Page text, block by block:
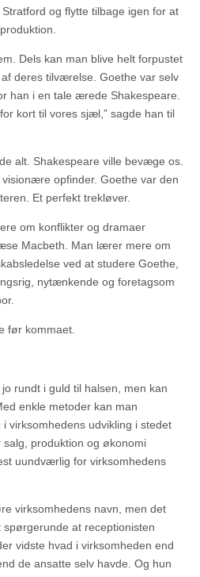
og flytte tilbage igen for at
Dels kan man blive helt forpustet
deres tilværelse. Goethe var selv
han i en tale ærede Shakespeare.
kort til vores sjæl,” sagde han til
alt. Shakespeare ville bevæge os.
opfinder. Goethe var den
Et perfekt trekløver.
om konflikter og dramaer
Macbeth. Man lærer mere om
ved at studere Goethe,
nytænkende og foretagsom
før kommaet.
rundt i guld til halsen, men kan
enkle metoder kan man
virksomhedens udvikling i stedet
produktion og økonomi
uundværlig for virksomhedens
virksomhedens navn, men det
at receptionisten
vidste hvad i virksomheden end
de ansatte selv havde. Og hun